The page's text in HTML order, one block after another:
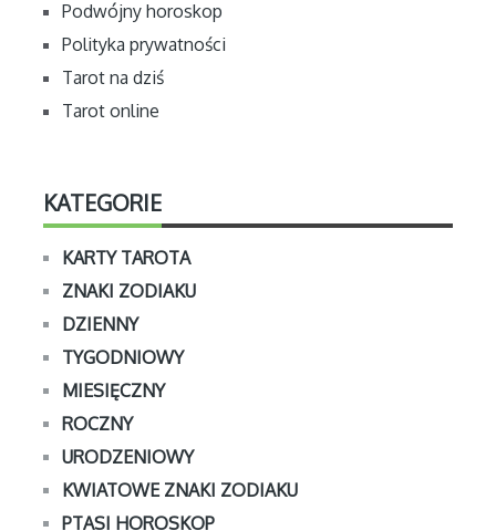
Podwójny horoskop
Polityka prywatności
Tarot na dziś
Tarot online
KATEGORIE
KARTY TAROTA
ZNAKI ZODIAKU
DZIENNY
TYGODNIOWY
MIESIĘCZNY
ROCZNY
URODZENIOWY
KWIATOWE ZNAKI ZODIAKU
PTASI HOROSKOP